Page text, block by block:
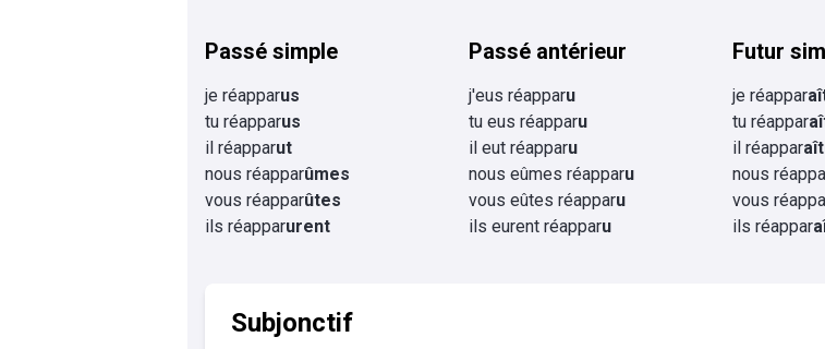
Passé simple
je réapparus
tu réapparus
il réapparut
nous réapparûmes
vous réapparûtes
ils réapparurent
Passé antérieur
j'eus réapparu
tu eus réapparu
il eut réapparu
nous eûmes réapparu
vous eûtes réapparu
ils eurent réapparu
Futur
je réappar
tu réappar
il réappar
nous
vous
ils réappar
Subjonctif